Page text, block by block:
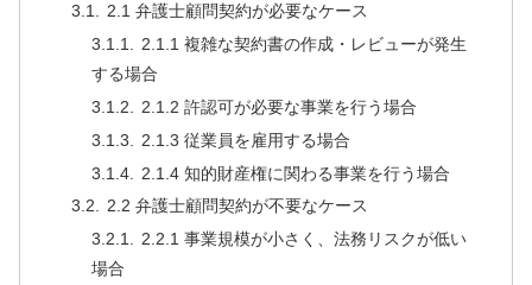
2.1 弁護士顧問契約が必要なケース
2.1.1 複雑な契約書の作成・レビューが発生
する場合
2.1.2 許認可が必要な事業を行う場合
2.1.3 従業員を雇用する場合
2.1.4 知的財産権に関わる事業を行う場合
2.2 弁護士顧問契約が不要なケース
2.2.1 事業規模が小さく、法務リスクが低い
場合